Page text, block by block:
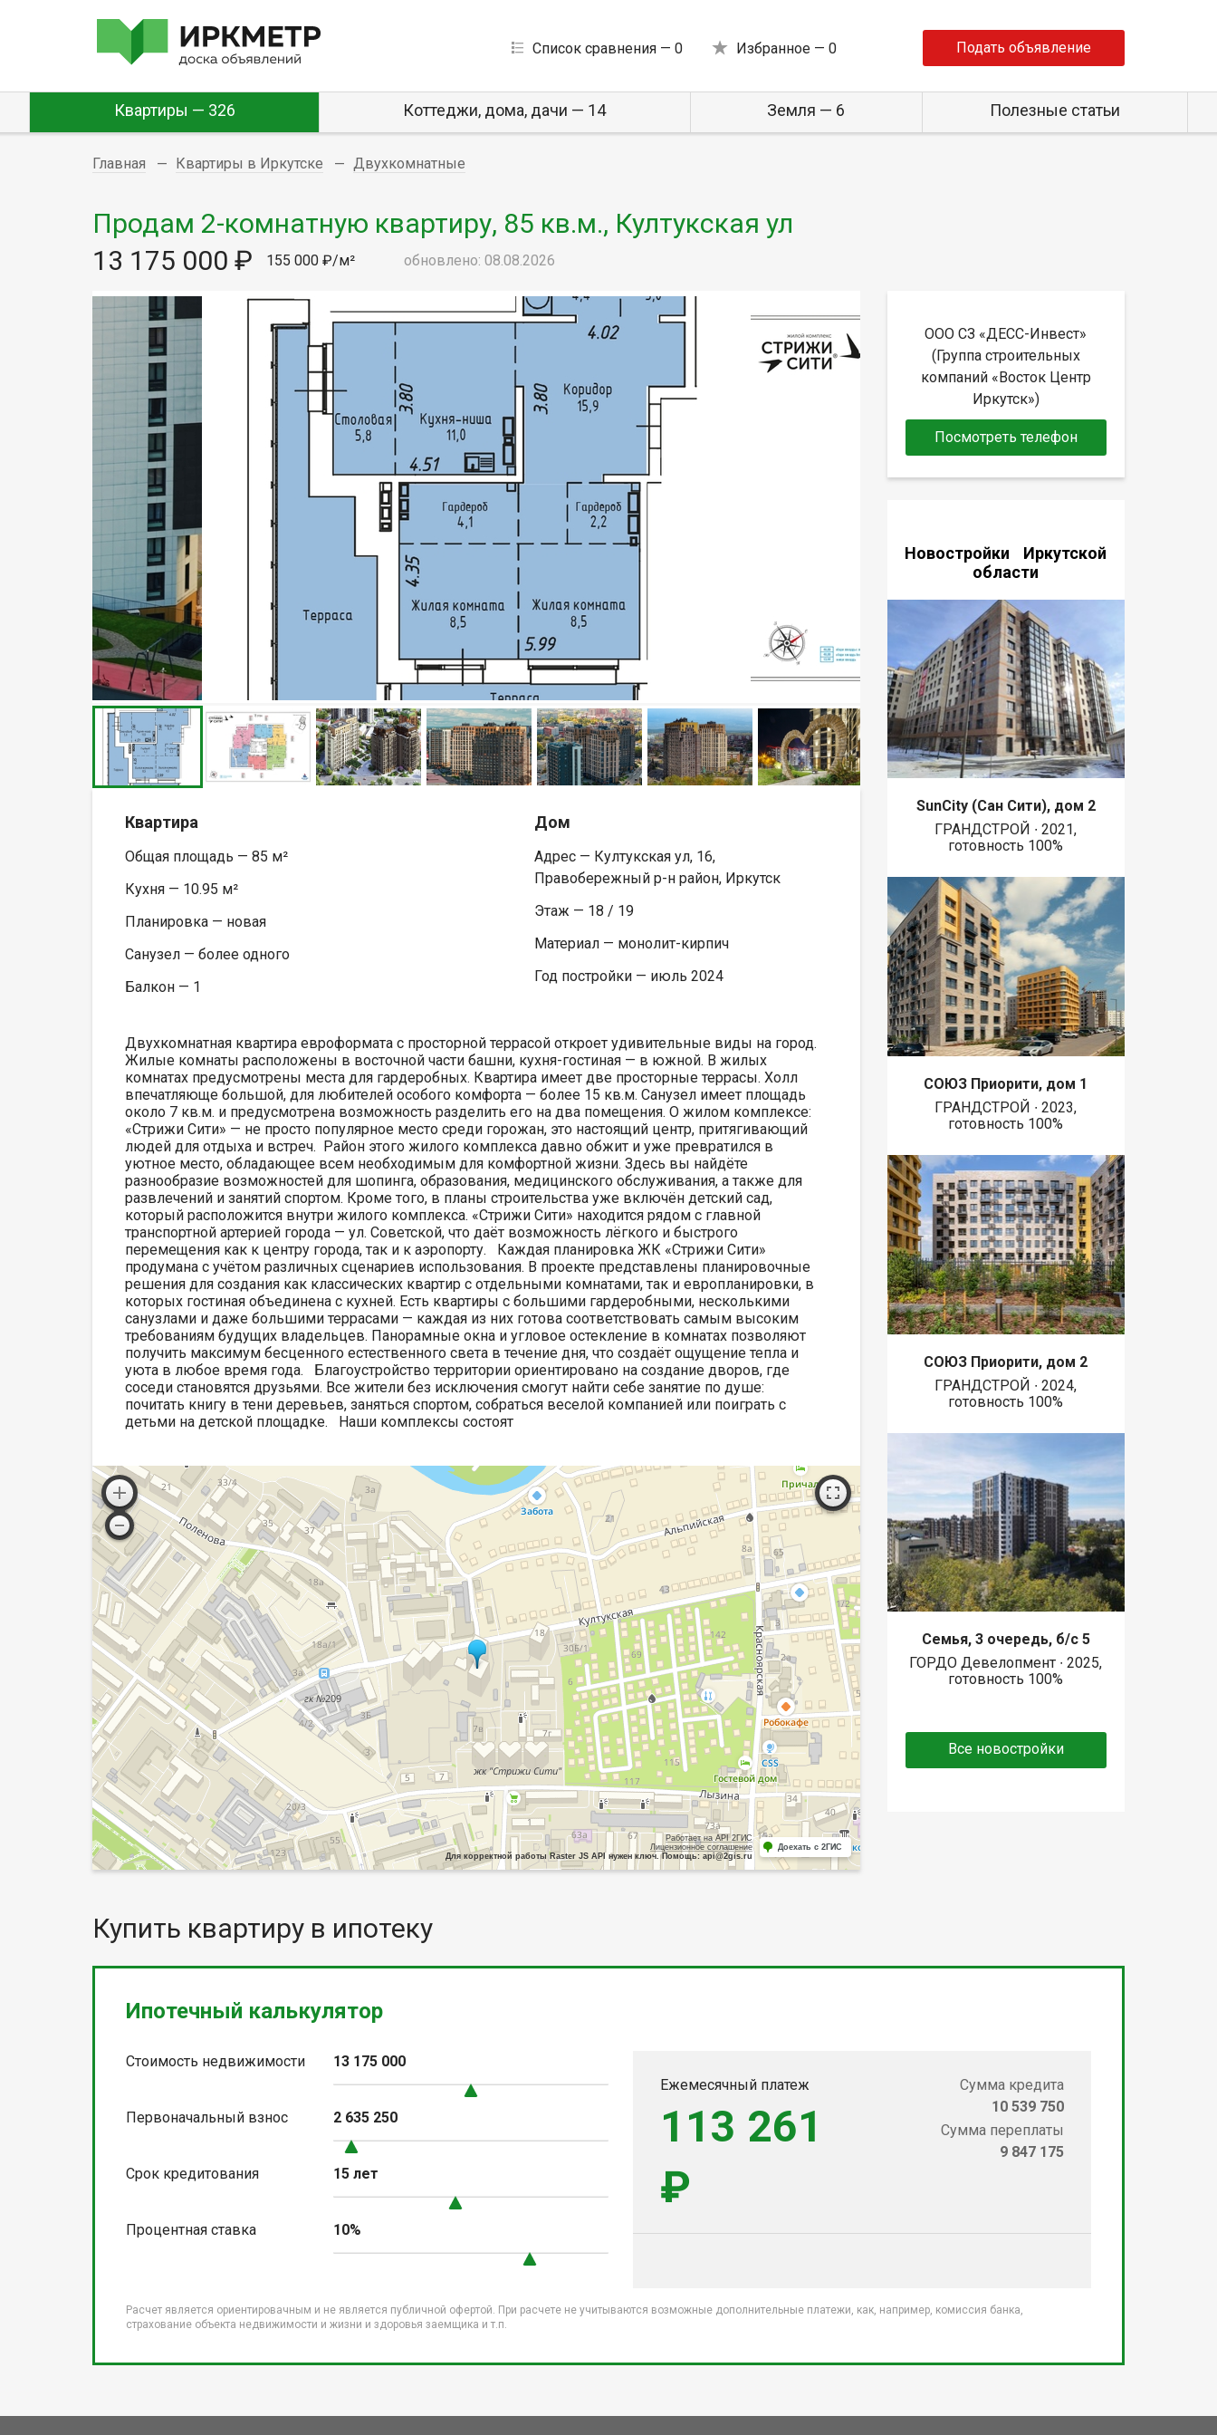
Список сравнения — 0 Избранное — 0 Подать объявление
Квартиры — 326 Коттеджи, дома, дачи — 14 Земля — 6 Полезные статьи
Главная Квартиры в Иркутске Двухкомнатные
Продам 2-комнатную квартиру, 85 кв.м., Култукская ул
13 175 000 ₽
155 000 ₽/м² обновлено: 08.08.2026
Квартира
Общая площадь — 85 м²
Кухня — 10.95 м²
Планировка — новая
Санузел — более одного
Балкон — 1
Дом
Адрес — Култукская ул, 16,
Правобережный р-н район, Иркутск
Этаж — 18 / 19
Материал — монолит-кирпич
Год постройки — июль 2024
Двухкомнатная квартира евроформата с просторной террасой откроет удивительные виды на город.
Жилые комнаты расположены в восточной части башни, кухня-гостиная — в южной. В жилых
комнатах предусмотрены места для гардеробных. Квартира имеет две просторные террасы. Холл
впечатляюще большой, для любителей особого комфорта — более 15 кв.м. Санузел имеет площадь
около 7 кв.м. и предусмотрена возможность разделить его на два помещения. О жилом комплексе:
«Стрижи Сити» — не просто популярное место среди горожан, это настоящий центр, притягивающий
людей для отдыха и встреч. Район этого жилого комплекса давно обжит и уже превратился в
уютное место, обладающее всем необходимым для комфортной жизни. Здесь вы найдёте
разнообразие возможностей для шопинга, образования, медицинского обслуживания, а также для
развлечений и занятий спортом. Кроме того, в планы строительства уже включён детский сад,
который расположится внутри жилого комплекса. «Стрижи Сити» находится рядом с главной
транспортной артерией города — ул. Советской, что даёт возможность лёгкого и быстрого
перемещения как к центру города, так и к аэропорту. Каждая планировка ЖК «Стрижи Сити»
продумана с учётом различных сценариев использования. В проекте представлены планировочные
решения для создания как классических квартир с отдельными комнатами, так и европланировки, в
которых гостиная объединена с кухней. Есть квартиры с большими гардеробными, несколькими
санузлами и даже большими террасами — каждая из них готова соответствовать самым высоким
требованиям будущих владельцев. Панорамные окна и угловое остекление в комнатах позволяют
получить максимум бесценного естественного света в течение дня, что создаёт ощущение тепла и
уюта в любое время года. Благоустройство территории ориентировано на создание дворов, где
соседи становятся друзьями. Все жители без исключения смогут найти себе занятие по душе:
почитать книгу в тени деревьев, заняться спортом, собраться веселой компанией или поиграть с
детьми на детской площадке. Наши комплексы состоят
Работает на API 2ГИС
Лицензионное соглашение
Для корректной работы Raster JS API нужен ключ. Помощь: api@2gis.ru
Доехать с 2ГИС
ООО СЗ «ДЕСС-Инвест»
(Группа строительных
компаний «Восток Центр
Иркутск»)
Посмотреть телефон
Новостройки Иркутской
области
SunCity (Сан Сити), дом 2
ГРАНДСТРОЙ ∙ 2021,
готовность 100%
СОЮЗ Приорити, дом 1
ГРАНДСТРОЙ ∙ 2023,
готовность 100%
СОЮЗ Приорити, дом 2
ГРАНДСТРОЙ ∙ 2024,
готовность 100%
Семья, 3 очередь, б/с 5
ГОРДО Девелопмент ∙ 2025,
готовность 100%
Все новостройки
Купить квартиру в ипотеку
Ипотечный калькулятор
Стоимость недвижимости 13 175 000
Первоначальный взнос 2 635 250
Срок кредитования 15 лет
Процентная ставка 10%
Ежемесячный платеж
113 261
₽
Сумма кредита
10 539 750
Сумма переплаты
9 847 175
Расчет является ориентировачным и не является публичной офертой. При расчете не учитываются возможные дополнительные платежи, как, например, комиссия банка,
страхование объекта недвижимости и жизни и здоровья заемщика и т.п.